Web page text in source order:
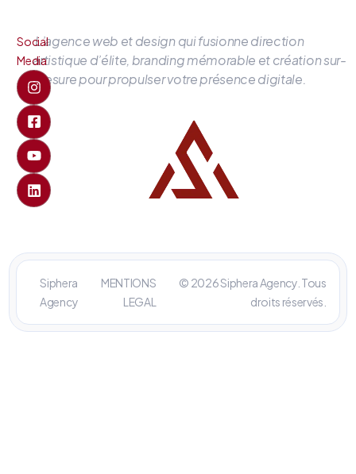
L’agence web et design qui fusionne direction
artistique d’élite, branding mémorable et création sur-
mesure pour propulser votre présence digitale.
Social
Media
Siphera
Agency
MENTIONS
LEGAL
© 2026 Siphera Agency. Tous
droits réservés.